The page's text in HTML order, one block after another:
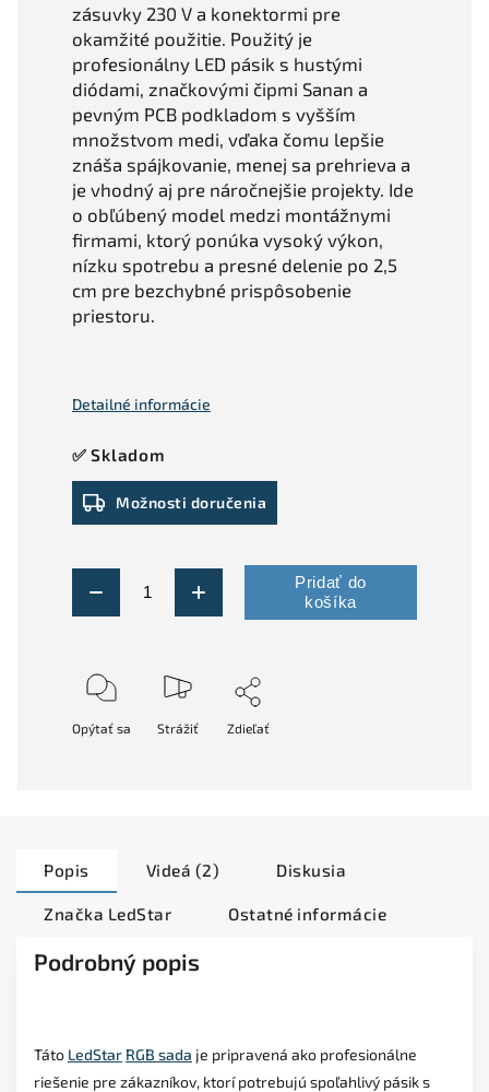
✅ Skladom
Možnosti doručenia
Pridať do
košíka
zásuvky 230 V a konektormi pre
okamžité použitie. Použitý je
profesionálny LED pásik s hustými
diódami, značkovými čipmi Sanan a
pevným PCB podkladom s vyšším
množstvom medi, vďaka čomu lepšie
znáša spájkovanie, menej sa prehrieva a
je vhodný aj pre náročnejšie projekty. Ide
o obľúbený model medzi montážnymi
firmami, ktorý ponúka vysoký výkon,
nízku spotrebu a presné delenie po 2,5
cm pre bezchybné prispôsobenie
priestoru.
Detailné informácie
Opýtať sa Strážiť Zdieľať
Popis Videá (2) Diskusia
Značka LedStar Ostatné informácie
Podrobný popis
Táto LedStar RGB sada je pripravená ako profesionálne
riešenie pre zákazníkov, ktorí potrebujú spoľahlivý pásik s